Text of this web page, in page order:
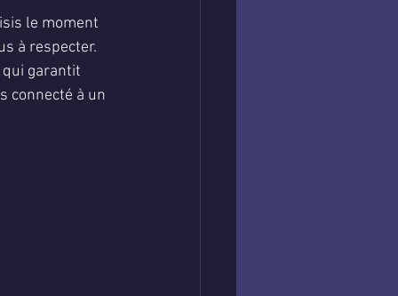
le moment
à respecter.
qui garantit
connecté à un